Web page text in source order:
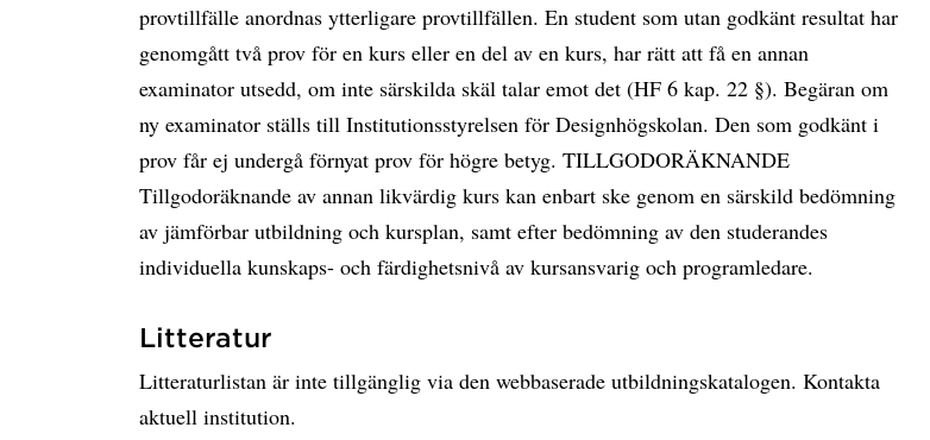
provtillfälle anordnas ytterligare provtillfällen. En student som utan godkänt resultat har
genomgått två prov för en kurs eller en del av en kurs, har rätt att få en annan
examinator utsedd, om inte särskilda skäl talar emot det (HF 6 kap. 22 §). Begäran om
ny examinator ställs till Institutionsstyrelsen för Designhögskolan. Den som godkänt i
prov får ej undergå förnyat prov för högre betyg. TILLGODORÄKNANDE
Tillgodoräknande av annan likvärdig kurs kan enbart ske genom en särskild bedömning
av jämförbar utbildning och kursplan, samt efter bedömning av den studerandes
individuella kunskaps- och färdighetsnivå av kursansvarig och programledare.
Litteratur
Litteraturlistan är inte tillgänglig via den webbaserade utbildningskatalogen. Kontakta
aktuell institution.